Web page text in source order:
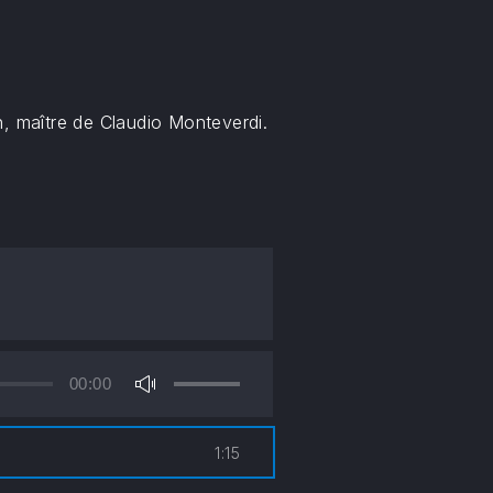
maître de Claudio Monteverdi.
00:00
Utilisez
haut/bas
pour
1:15